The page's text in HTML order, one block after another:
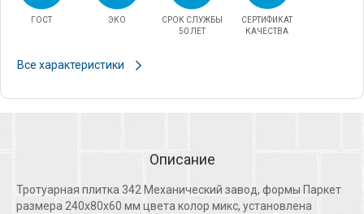
ГОСТ ЭКО
СРОК СЛУЖБЫ
50 ЛЕТ
СЕРТИФИКАТ
КАЧЕСТВА
Все характеристики
Описание
Тротуарная плитка 342 Механический завод, формы Паркет
размера 240х80х60 мм цвета колор микс, установлена